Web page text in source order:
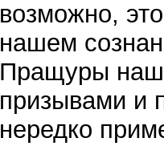
возможно,
нашем
Пращуры
призывами и
нередко